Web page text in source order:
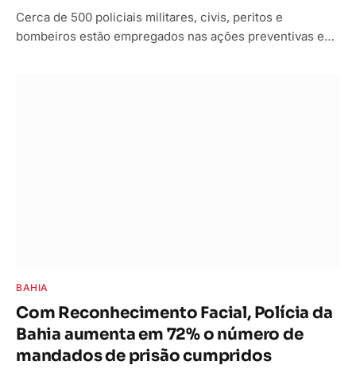
Cerca de 500 policiais militares, civis, peritos e
bombeiros estão empregados nas ações preventivas e…
BAHIA
Com Reconhecimento Facial, Polícia da
Bahia aumenta em 72% o número de
mandados de prisão cumpridos